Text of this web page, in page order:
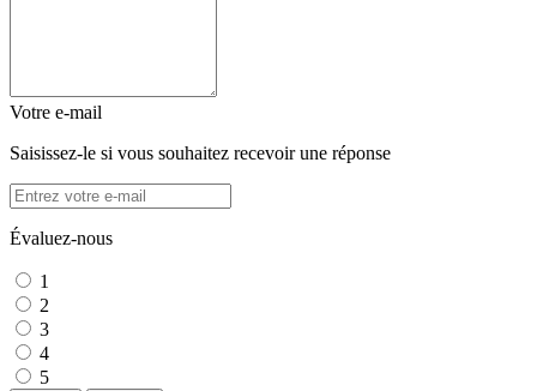
Votre e-mail
Saisissez-le si vous souhaitez recevoir une réponse
Évaluez-nous
1
2
3
4
5